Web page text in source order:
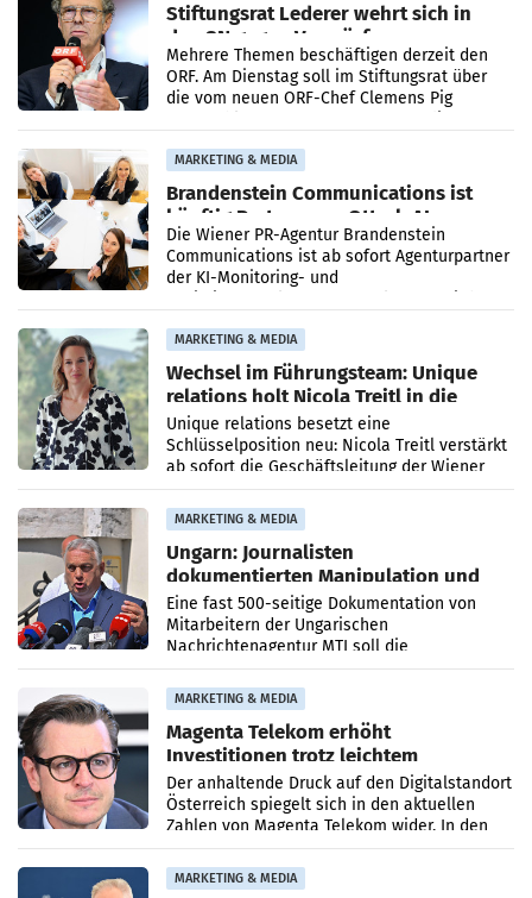
Stiftungsrat Lederer wehrt sich in
den SN gegen Vorwürfe
Mehrere Themen beschäftigen derzeit den
ORF. Am Dienstag soll im Stiftungsrat über
die vom neuen ORF-Chef Clemens Pig
MARKETING & MEDIA
Brandenstein Communications ist
künftig Partner von OtterlyAI
Die Wiener PR-Agentur Brandenstein
Communications ist ab sofort Agenturpartner
der KI-Monitoring- und
MARKETING & MEDIA
Wechsel im Führungsteam: Unique
relations holt Nicola Treitl in die
Geschäftsleitung
Unique relations besetzt eine
Schlüsselposition neu: Nicola Treitl verstärkt
ab sofort die Geschäftsleitung der Wiener
PR-Agentur an der Seite von Josef Kalina und
Anna Kalina-Mahr.
MARKETING & MEDIA
Ungarn: Journalisten
dokumentierten Manipulation und
Zensur
Eine fast 500-seitige Dokumentation von
Mitarbeitern der Ungarischen
Nachrichtenagentur MTI soll die
systematische Nachrichten-Manipulation und
Zensur bei der Agentur während der Zeit
MARKETING & MEDIA
Magenta Telekom erhöht
Investitionen trotz leichtem
Umsatzrückgang
Der anhaltende Druck auf den Digitalstandort
Österreich spiegelt sich in den aktuellen
Zahlen von Magenta Telekom wider. In den
ersten sechs Monaten des laufenden Jahres
verzeichnete
MARKETING & MEDIA